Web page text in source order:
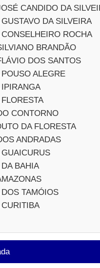
CANDIDO DA
GUSTAVO DA SILVEIRA
CONSELHEIRO ROCHA
BRANDÃO
DOS SANTOS
POUSO ALEGRE
IPIRANGA
CONTORNO
DA FLORESTA
ANDRADAS
GUAICURUS
DA BAHIA
DOS TAMÓIOS
CURITIBA